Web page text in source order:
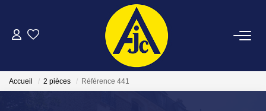
ACHETER
Accueil 2 pièces Référence 441